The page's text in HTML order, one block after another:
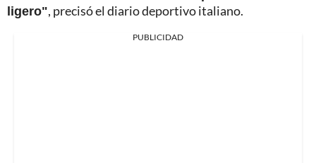
ligero", precisó el diario deportivo italiano.
PUBLICIDAD